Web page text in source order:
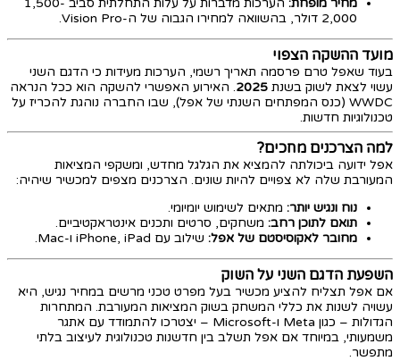
מחיר מופחת:
הערכות מדברות על עלות התחלתית סביב 1,500-
2,000 דולר, בהשוואה למחירו הגבוה של ה-Vision Pro.
מועד ההשקה הצפוי
בעוד שאפל טרם פרסמה תאריך רשמי, הערכות מעידות כי הדגם השני
עשוי לצאת לשוק בשנת 2025. האירוע האפשרי להשקה הוא ככל הנראה
WWDC (כנס המפתחים השנתי של אפל), שבו החברה נוהגת להכריז על
טכנולוגיות חדשות.
למה הצרכנים מחכים?
אפל ידועה ביכולתה להמציא את הגלגל מחדש, ומשקפי המציאות
המעורבת שלה לא צפויים להיות שונים. הצרכנים מצפים למכשיר שיהיה:
נוח ונגיש יותר: מתאים לשימוש יומיומי.
תואם לתוכן רחב: משחקים, סרטים ותכנים אינטראקטיביים.
מחובר לאקוסיסטם של אפל: שילוב עם iPhone, iPad ו-Mac.
השפעת הדגם השני על השוק
אם אפל תצליח להציע מכשיר בעל מפרט טכני מרשים במחיר נגיש, היא
עשויה לשנות את כללי המשחק בשוק המציאות המעורבת. המתחרות
הגדולות – כגון Meta ו-Microsoft – יצטרכו להתמודד עם אתגר
משמעותי, במיוחד אם אפל תשלב בין חדשנות טכנולוגית לעיצוב בלתי
מתפשר.